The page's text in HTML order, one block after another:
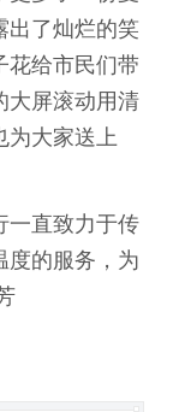
出了灿烂的笑
花给市民们带
大屏滚动用清
为大家送上
一直致力于传
度的服务，为